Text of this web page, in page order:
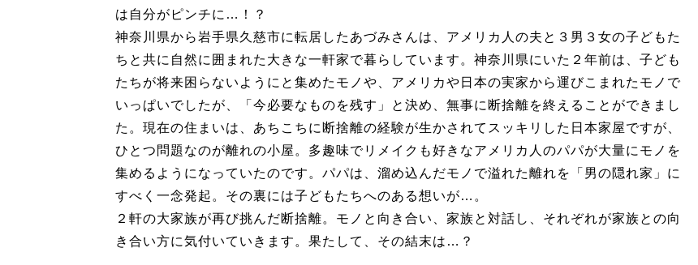
は自分がピンチに…！？
神奈川県から岩手県久慈市に転居したあづみさんは、アメリカ人の夫と３男３女の子どもた
ちと共に自然に囲まれた大きな一軒家で暮らしています。神奈川県にいた２年前は、子ども
たちが将来困らないようにと集めたモノや、アメリカや日本の実家から運びこまれたモノで
いっぱいでしたが、「今必要なものを残す」と決め、無事に断捨離を終えることができまし
た。現在の住まいは、あちこちに断捨離の経験が生かされてスッキリした日本家屋ですが、
ひとつ問題なのが離れの小屋。多趣味でリメイクも好きなアメリカ人のパパが大量にモノを
集めるようになっていたのです。パパは、溜め込んだモノで溢れた離れを「男の隠れ家」に
すべく一念発起。その裏には子どもたちへのある想いが…。
２軒の大家族が再び挑んだ断捨離。モノと向き合い、家族と対話し、それぞれが家族との向
き合い方に気付いていきます。果たして、その結末は…？